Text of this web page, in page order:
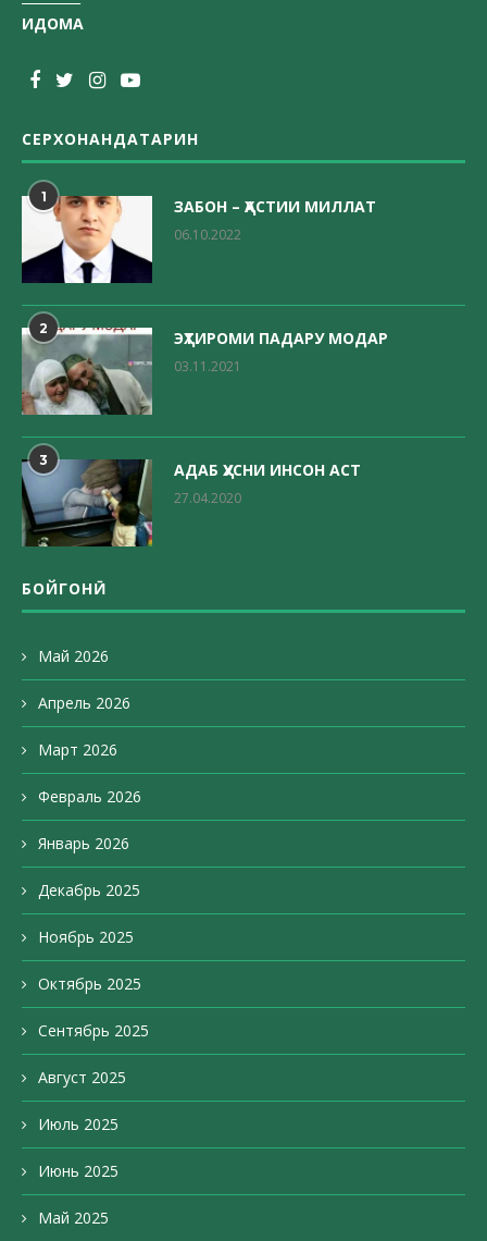
ИДОМА
СЕРХОНАНДАТАРИН
1 ЗАБОН – ҲАСТИИ МИЛЛАТ
06.10.2022
2 ЭҲТИРОМИ ПАДАРУ МОДАР
03.11.2021
3 АДАБ ҲУСНИ ИНСОН АСТ
27.04.2020
БОЙГОНӢ
Май 2026
Апрель 2026
Март 2026
Февраль 2026
Январь 2026
Декабрь 2025
Ноябрь 2025
Октябрь 2025
Сентябрь 2025
Август 2025
Июль 2025
Июнь 2025
Май 2025